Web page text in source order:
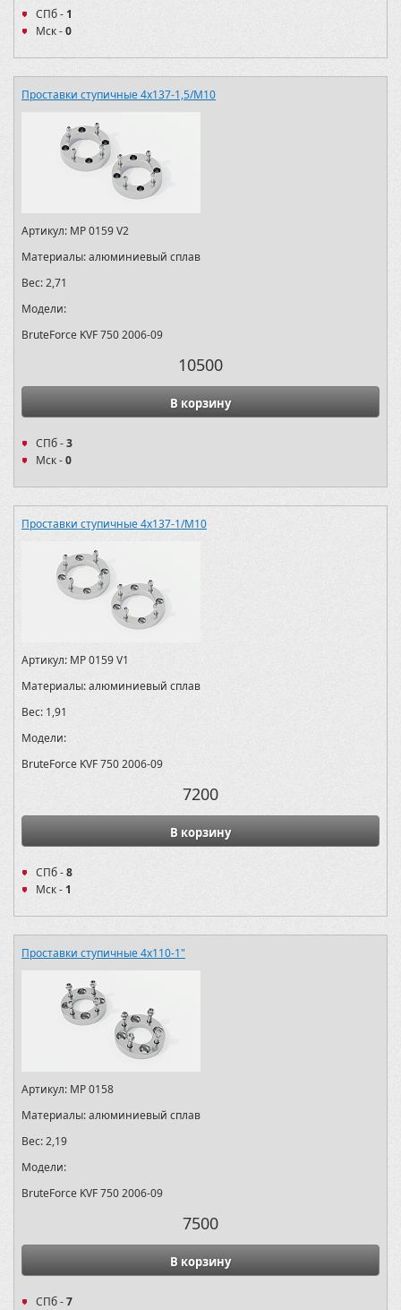
СПб - 1
Мск -0
Проставки ступичные 4х137-1,5/M10
Артикул: MP 0159 V2
Материалы:алюминиевый сплав
Вес:2,71
Модели:
BruteForce KVF 750 2006-09
10500
В корзину
СПб -3
Мск -0
Проставки ступичные 4х137-1/M10
Артикул: MP 0159 V1
Материалы:алюминиевый сплав
Вес: 1,91
Модели:
BruteForce KVF 750 2006-09
7200
В корзину
СПб -8
Мск -1
Проставки ступичные 4х110-1"
Артикул: MP 0158
Материалы:алюминиевый сплав
Вес:2,19
Модели:
BruteForce KVF 750 2006-09
7500
В корзину
СПб -7